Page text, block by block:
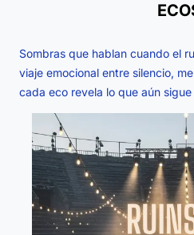
Sombras que hablan cuando el
viaje emocional entre silencio,
cada eco revela lo que aún sigue